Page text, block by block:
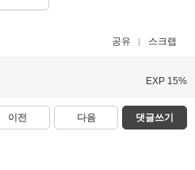
공유 스크랩
EXP 15%
이전 다음 댓글쓰기